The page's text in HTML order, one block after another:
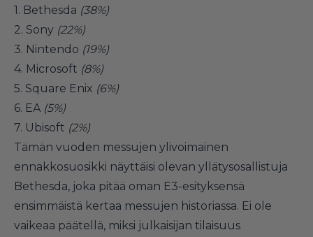
1. Bethesda (38%)
2. Sony (22%)
3. Nintendo (19%)
4. Microsoft (8%)
5. Square Enix (6%)
6. EA (5%)
7. Ubisoft (2%)
Tämän vuoden messujen ylivoimainen
ennakkosuosikki näyttäisi olevan yllätysosallistuja
Bethesda, joka pitää oman E3-esityksensä
ensimmäistä kertaa messujen historiassa. Ei ole
vaikeaa päätellä, miksi julkaisijan tilaisuus